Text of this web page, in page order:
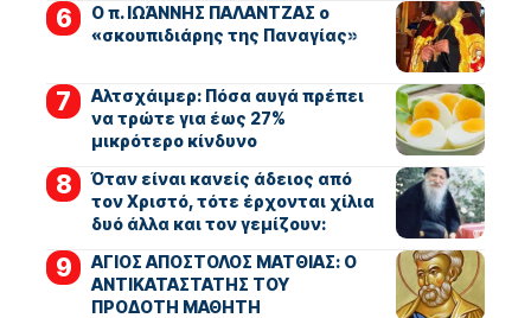
Ο π. ΙΩΆΝΝΗΣ ΠΑΛΑΝΤΖΑΣ ο
«σκουπιδιάρης της Παναγίας»
Αλτσχάιμερ: Πόσα αυγά πρέπει
να τρώτε για έως 27%
μικρότερο κίνδυνο
Όταν είναι κανείς άδειος από
τον Χριστό, τότε έρχονται χίλια
δυό άλλα και τον γεμίζουν:
ΑΓΙΟΣ ΑΠΟΣΤΟΛΟΣ ΜΑΤΘΙΑΣ: Ο
ΑΝΤΙΚΑΤΑΣΤΑΤΗΣ ΤΟΥ
ΠΡΟΔΟΤΗ ΜΑΘΗΤΗ